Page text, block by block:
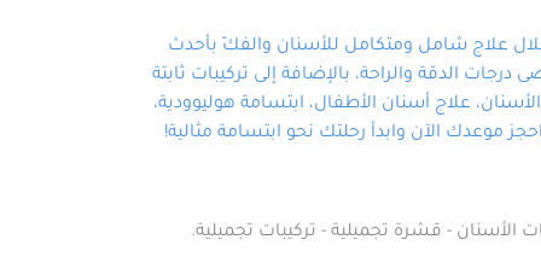
علاج شامل ومتكامل للأسنان والفكّ بأحدث
الدقة والراحة، بالإضافة إلى تركيبات ثابتة
علاج أسنان الأطفال، ابتسامة هوليوودية،
موعدك الآن وابدأ رحلتك نحو ابتسامة مثالية!
الأسنان - قشرة تجميلية - تركيبات تجميلية.